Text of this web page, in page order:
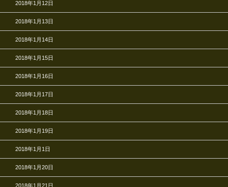
2018年1月12日
2018年1月13日
2018年1月14日
2018年1月15日
2018年1月16日
2018年1月17日
2018年1月18日
2018年1月19日
2018年1月1日
2018年1月20日
2018年1月21日